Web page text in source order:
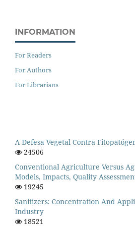
INFORMATION
For Readers
For Authors
For Librarians
A Defesa Vegetal Contra
24506
Conventional Agriculture Versus
Models, Impacts, Quality
19245
Sanitizers: Concentration And
Industry
18521